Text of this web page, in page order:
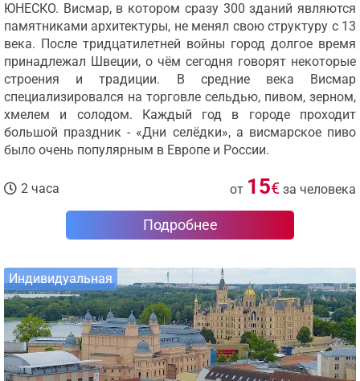
ЮНЕСКО. Висмар, в котором сразу 300 зданий являются
памятниками архитектуры, не менял свою структуру с 13
века. После тридцатилетней войны город долгое время
принадлежал Швеции, о чём сегодня говорят некоторые
строения и традиции. В средние века Висмар
специализировался на торговле сельдью, пивом, зерном,
хмелем и солодом. Каждый год в городе проходит
большой праздник - «Дни селёдки», а висмарское пиво
было очень популярным в Европе и России.
2 часа от 15€ за человека
Подробнее
Индивидуальная